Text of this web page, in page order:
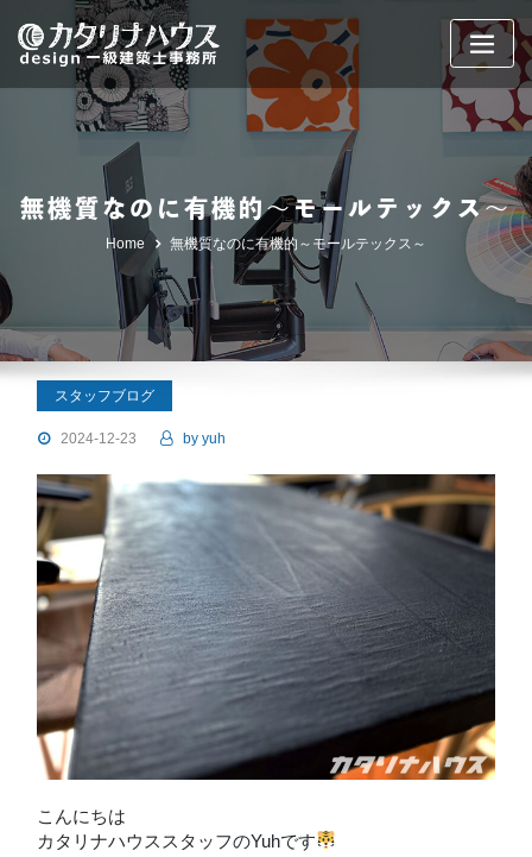
content
無機質なのに有機的～モールテックス～
Home 無機質なのに有機的～モールテックス～
スタッフブログ
2024-12-23 by yuh
こんにちは
カタリナハウススタッフのYuhです